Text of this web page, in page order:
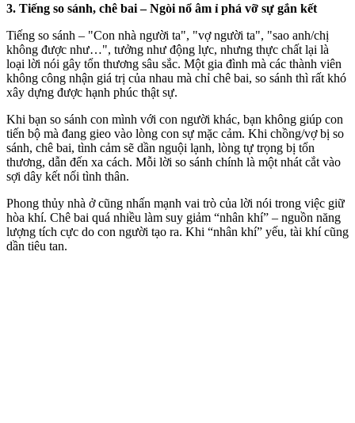
3. Tiếng so sánh, chê bai – Ngòi nổ âm ỉ phá vỡ sự gắn kết
Tiếng so sánh – "Con nhà người ta", "vợ người ta", "sao anh/chị
không được như…", tưởng như động lực, nhưng thực chất lại là
loại lời nói gây tổn thương sâu sắc. Một gia đình mà các thành viên
không công nhận giá trị của nhau mà chỉ chê bai, so sánh thì rất khó
xây dựng được hạnh phúc thật sự.
Khi bạn so sánh con mình với con người khác, bạn không giúp con
tiến bộ mà đang gieo vào lòng con sự mặc cảm. Khi chồng/vợ bị so
sánh, chê bai, tình cảm sẽ dần nguội lạnh, lòng tự trọng bị tổn
thương, dẫn đến xa cách. Mỗi lời so sánh chính là một nhát cắt vào
sợi dây kết nối tình thân.
Phong thủy nhà ở cũng nhấn mạnh vai trò của lời nói trong việc giữ
hòa khí. Chê bai quá nhiều làm suy giảm “nhân khí” – nguồn năng
lượng tích cực do con người tạo ra. Khi “nhân khí” yếu, tài khí cũng
dần tiêu tan.